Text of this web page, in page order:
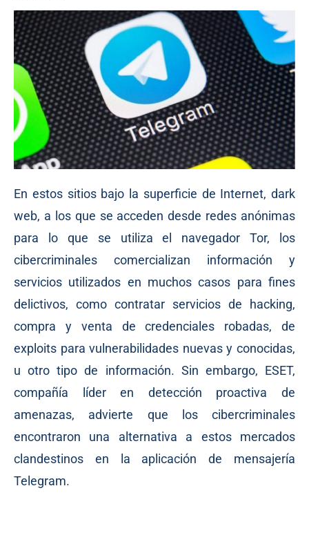
En estos sitios bajo la superficie de Internet, dark
web, a los que se acceden desde redes anónimas
para lo que se utiliza el navegador Tor, los
cibercriminales comercializan información y
servicios utilizados en muchos casos para fines
delictivos, como contratar servicios de hacking,
compra y venta de credenciales robadas, de
exploits para vulnerabilidades nuevas y conocidas,
u otro tipo de información. Sin embargo, ESET,
compañía líder en detección proactiva de
amenazas, advierte que los cibercriminales
encontraron una alternativa a estos mercados
clandestinos en la aplicación de mensajería
Telegram.